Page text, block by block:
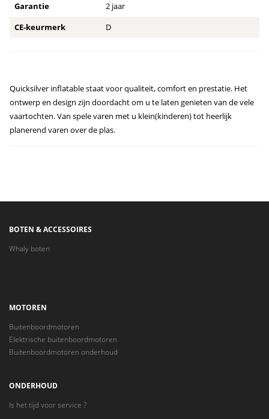
Garantie
2 jaar
CE-keurmerk
D
Quicksilver inflatable staat voor qualiteit, comfort en prestatie. Het
ontwerp en design zijn doordacht om u te laten genieten van de vele
vaartochten. Van spele varen met u klein(kinderen) tot heerlijk
planerend varen over de plas.
BOTEN & ACCESSOIRES
Whaly boten
MOTOREN
Buitenboordmotoren
Elektrische buitenboordmotoren
Buitenboordmotoren onderhoud
ONDERHOUD
Is het tijd voor service ?